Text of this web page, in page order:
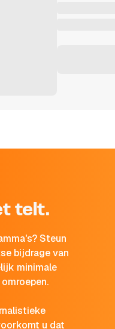
telt.
Steun
bijdrage van
minimale
u dat